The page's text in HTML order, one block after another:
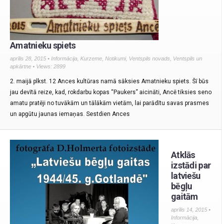
Amatnieku spiets
aprīlis 28, 2015 • Informācija Kurzeme Notikumi, Ventspils novads
Ventspils un
apkārtne • Views: 2899
2. maijā plkst. 12 Ances kultūras namā sāksies Amatnieku spiets. Šī būs
jau devītā reize, kad, rokdarbu kopas “Paukers” aicināti, Ancē tiksies seno
amatu pratēji no tuvākām un tālākām vietām, lai parādītu savas prasmes
un apgūtu jaunas iemaņas. Sestdien Ances
Atklās
izstādi par
latviešu
bēgļu
gaitām
aprīlis 14, 2015 •
Informācija